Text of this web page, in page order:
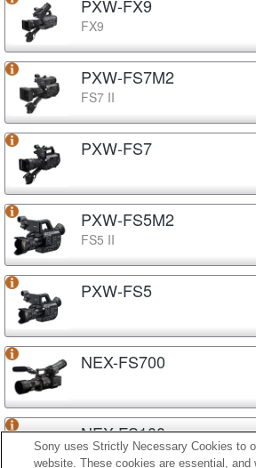
PXW-FX9
FX9
PXW-FS7M2
FS7 II
PXW-FS7
PXW-FS5M2
FS5 II
PXW-FS5
NEX-FS700
NEX-FS100
Sony uses Strictly Necessary Cookies to
website. These cookies are essential, and